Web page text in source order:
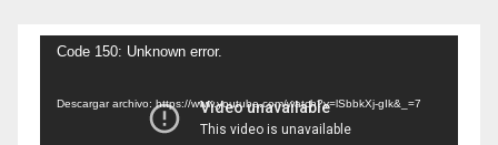
Reproductor
Code 150: Unknown error.
Descargar archivo: https://www.youtube.com/watch?v=lSbbkXj-gIk&_=7